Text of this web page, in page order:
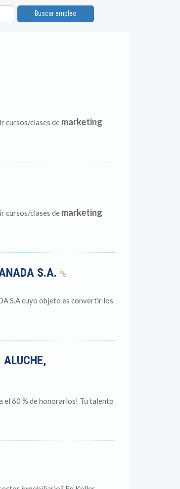
Buscar empleo
cursos/clases de marketing
cursos/clases de marketing
S.A.
S.A cuyo objeto es convertir los
el 60 % de honorarios! Tu talento